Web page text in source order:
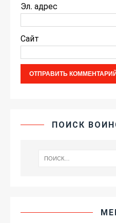
Эл. адрес
Сайт
ПОИСК